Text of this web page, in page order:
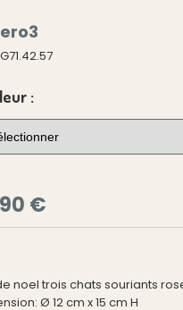
G71.42.57
:
€
noel trois chats souriants
Ø 12 cm x 15 cm H